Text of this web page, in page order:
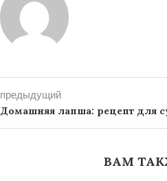
предыдущий
Домашняя лапша: рецепт для
ВАМ